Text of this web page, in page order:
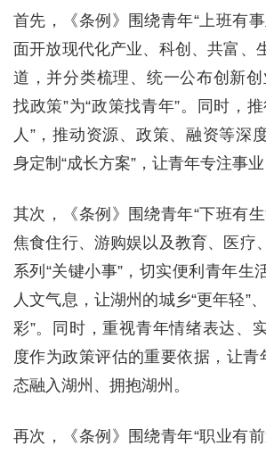
首先，《条例》围绕青年“上班有
面开放现代化产业、科创、共富、
道，并分类梳理、统一公布创新
找政策”为“政策找青年”。同时，
人”，推动资源、政策、融资等深
身定制“成长方案”，让青年专注事业
其次，《条例》围绕青年“下班有
焦食住行、游购娱以及教育、医疗
系列“关键小事”，切实便利青年生
人文气息，让湖州的城乡“更年轻”
彩”。同时，重视青年情绪表达、
度作为政策评估的重要依据，让青
态融入湖州、拥抱湖州。
再次，《条例》围绕青年“职业有